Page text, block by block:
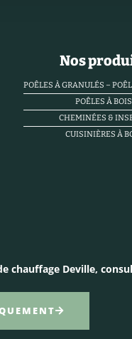
Nos
POÊLES À GRANULÉS –
POÊLES À BOIS
CHEMINÉES &
CUISINIÈRES À
chauffage Deville,